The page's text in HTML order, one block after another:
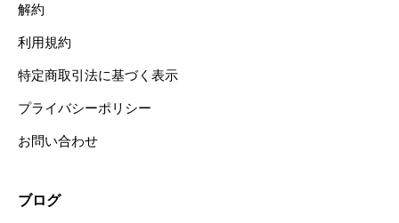
解約
利用規約
特定商取引法に基づく表示
プライバシーポリシー
お問い合わせ
ブログ